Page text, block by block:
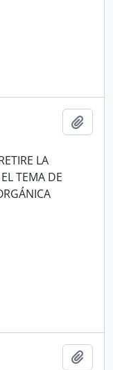
LA
TEMA DE